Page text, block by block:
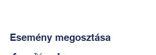
Esemény megosztása